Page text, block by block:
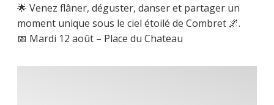
🌟 Venez flâner, déguster, danser et partager un
moment unique sous le ciel étoilé de Combret 🌌.
📅 Mardi 12 août – Place du Chateau